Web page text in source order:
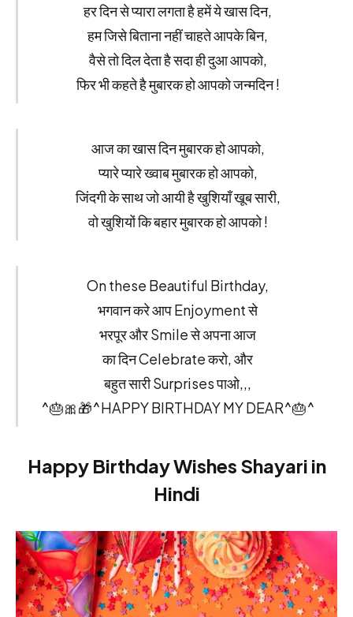
हर दिन से प्यारा लगता है हमें ये खास दिन,
हम जिसे बिताना नहीं चाहते आपके बिन,
वैसे तो दिल देता है सदा ही दुआ आपको,
फिर भी कहते है मुबारक हो आपको जन्मदिन !
आज का खास दिन मुबारक हो आपको,
प्यारे प्यारे ख्वाब मुबारक हो आपको,
जिंदगी के साथ जो आयी है खुशियाँ खूब सारी,
वो खुशियों कि बहार मुबारक हो आपको !
On these Beautiful Birthday,
भगवान करे आप Enjoyment से
भरपूर और Smile से अपना आज
का दिन Celebrate करो, और
बहुत सारी Surprises पाओ,,,
^🎂🎀🎁^HAPPY BIRTHDAY MY DEAR^🎂^
Happy Birthday Wishes Shayari in
Hindi